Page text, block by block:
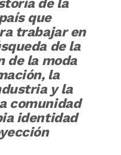
de la
que
trabajar en
de la
de la moda
la
y la
comunidad
identidad